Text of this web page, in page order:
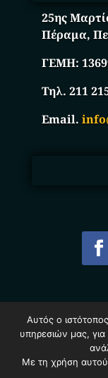
25ης
Πέραμα,
ΓΕΜΗ:
Τηλ. 211
Email.
Επιχειρήσεων
Όροι &
Αυτός ο
υπηρεσιών μας, για
Με τη χρήση